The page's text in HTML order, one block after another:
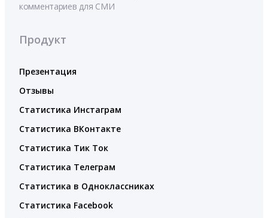
комментариев для СМИ
Продукт
Презентация
Отзывы
Статистика Инстаграм
Статистика ВКонтакте
Статистика Тик Ток
Статистика Телеграм
Статистика в Одноклассниках
Статистика Facebook